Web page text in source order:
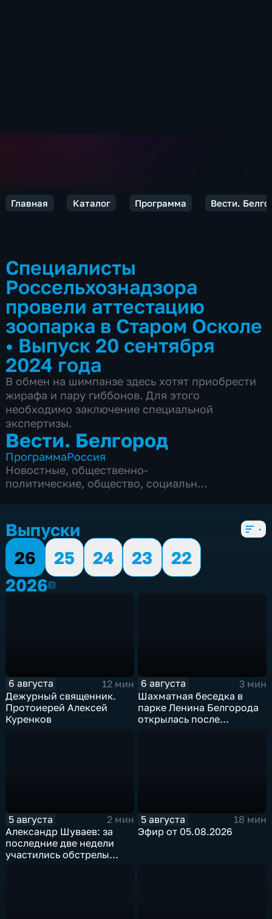
Главная Каталог Программа Вести.
Специалисты
Россельхознадзора
провели аттестацию
зоопарка в Старом Осколе
• Выпуск 20 сентября
2024 года
В обмен на шимпанзе здесь хотят приобрести
жирафа и пару гиббонов. Для этого
необходимо заключение специальной
экспертизы.
Вести. Белгород
ПрограммаРоссия
Новостные, общественно-
политические, общество, социально-
Выпуски
26
25 24 23
22
20262026
6 августа
12 мин
Дежурный священник.
Протоиерей Алексей
Куренков
6 августа
3 мин
Шахматная беседка в
парке Ленина Белгорода
открылась после
5 августа
2 мин
Александр Шуваев: за
последние две недели
участились обстрелы
5 августа
18 мин
Эфир от 05.08.2026